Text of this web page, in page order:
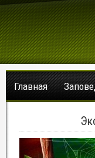
Главная